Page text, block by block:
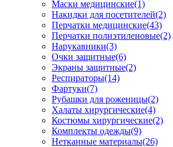
Маски медицинские(1)
Накидки для посетителей(2)
Перчатки медицинские(43)
Перчатки полиэтиленовые(2)
Нарукавники(3)
Очки защитные(6)
Экраны защитные(2)
Рeспираторы(14)
Фартуки(7)
Рубашки для роженицы(2)
Халаты хирургические(4)
Костюмы хирургические(2)
Комплекты одежды(9)
Нетканные материалы(26)